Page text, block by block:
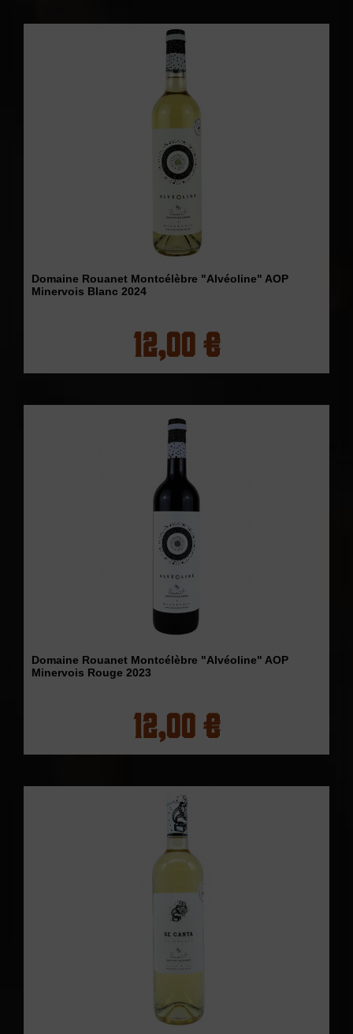
Domaine Rouanet Montcélèbre "Alvéoline" AOP
Minervois Blanc 2024
12,00 €
Domaine Rouanet Montcélèbre "Alvéoline" AOP
Minervois Rouge 2023
12,00 €